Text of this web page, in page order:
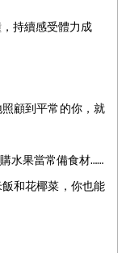
持續感受體力成
顧到平常的你，就
水果當常備食材……
和花椰菜，你也能